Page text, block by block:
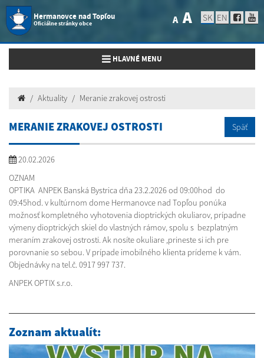
Hermanovce nad Topľou
Oficiálne stránky obce A A SK EN
Toggle navigation
HLAVNÉ MENU
Aktuality Meranie zrakovej ostrosti
MERANIE ZRAKOVEJ OSTROSTI Späť
20.02.2026
OZNAM
OPTIKA ANPEK Banská Bystrica dňa 23.2.2026 od 09:00hod do
09:45hod. v kultúrnom dome Hermanovce nad Topľou ponúka
možnosť kompletného vyhotovenia dioptrických okuliarov, prípadne
výmeny dioptrických skiel do vlastných rámov, spolu s bezplatným
meraním zrakovej ostrosti. Ak nosíte okuliare ,prineste si ich pre
porovnanie so sebou. V prípade imobilného klienta prídeme k vám.
Objednávky na tel.č. 0917 997 737.
ANPEK OPTIX s.r.o.
Zoznam aktualít: